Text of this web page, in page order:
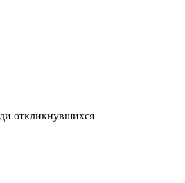
откликнувшихся